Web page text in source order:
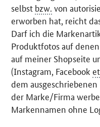
selbst bzw. von
erworben hat, reicht
Darf ich die
Produktfotos auf
auf meiner Shopseite
(Instagram, Facebook
dem
der Marke/Firma
Markennamen ohne